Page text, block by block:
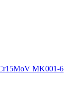
MK001-6